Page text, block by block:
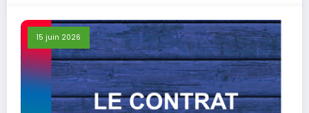
15 juin 2026